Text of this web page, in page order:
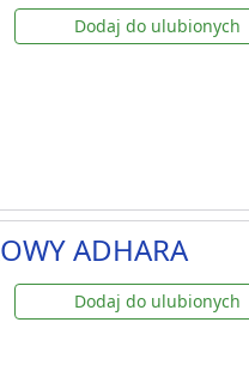
Dodaj do ulubionych
ADHARA
Dodaj do ulubionych